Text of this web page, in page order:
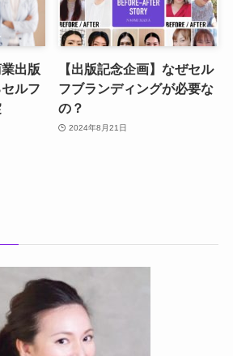
出版
ルフ
【出版記念企画】なぜセル
フブランディングが必要な
の？
2024年8月21日